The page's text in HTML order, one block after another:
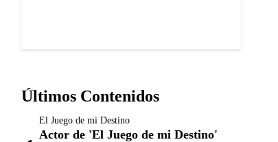
Últimos Contenidos
El Juego de mi Destino
Actor de 'El Juego de mi Destino'